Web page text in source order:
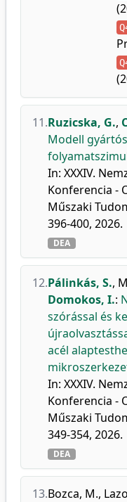
11.Ruzicska, G.,
Modell
In: XXXIV.
Konferencia -
Műszaki
396-400, 2026.
DEA
12.Pálinkás, S.,
Domokos, I.:
szórással és
acél
In: XXXIV.
Konferencia -
Műszaki
349-354, 2026.
DEA
13.Bozca, M.,